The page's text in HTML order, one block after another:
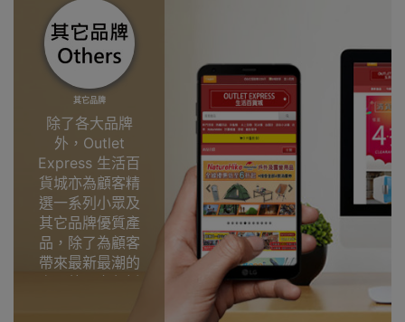
其它品牌
除了各大品牌
外，Outlet
Express 生活百
貨城亦為顧客精
選一系列小眾及
其它品牌優質產
品，除了為顧客
帶來最新最潮的
產品外，亦包括